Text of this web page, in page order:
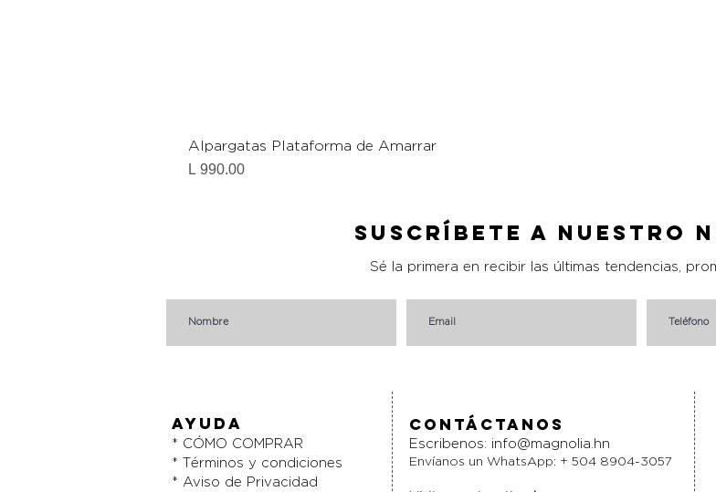
Alpargatas Plataforma de Amarrar
Precio
L 990.00
Suscríbete a nuestro
Sé la primera en recibir las últimas tendencias,
AYUDA
* CÓMO COMPRAR
* Términos y condiciones
* Aviso de Privacidad
Contáctanos
Escribenos: info@magnolia.hn
Envíanos un WhatsApp: + 504 8904-3057